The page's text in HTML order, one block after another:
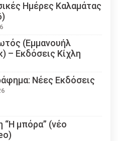
Ημέρες Καλαμάτας
(Εμμανουήλ
– Εκδόσεις Κίχλη
Νέες Εκδόσεις
“Η μπόρα” (νέο